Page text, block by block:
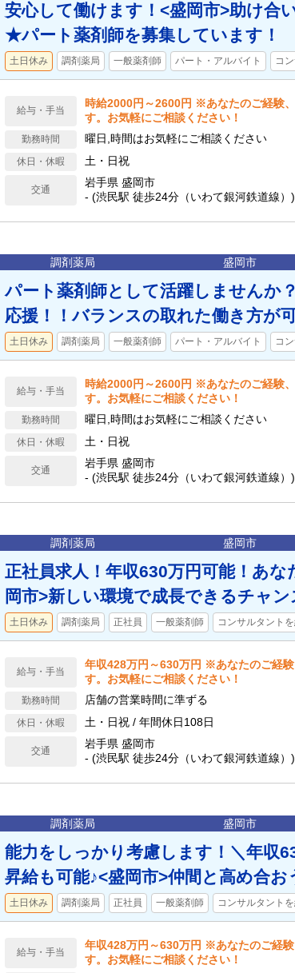
安心して働けます！<盛岡市>助け合
★パート薬剤師を募集しています！
土日休み 調剤薬局 一般薬剤師 パート・アルバイト コ
給与・手当
時給2000円～2600円 ※あなたのご経験
す。お気軽にご相談ください！
勤務時間 曜日,時間はお気軽にご相談ください
休日・休暇 土・日祝
交通
岩手県 盛岡市
- (渋民駅 徒歩24分（いわて銀河鉄道線）)
調剤薬局 盛岡市
パート薬剤師として活躍しませんか
応援！！バランスの取れた働き方が可
土日休み 調剤薬局 一般薬剤師 パート・アルバイト コ
給与・手当
時給2000円～2600円 ※あなたのご経験
す。お気軽にご相談ください！
勤務時間 曜日,時間はお気軽にご相談ください
休日・休暇 土・日祝
交通
岩手県 盛岡市
- (渋民駅 徒歩24分（いわて銀河鉄道線）)
調剤薬局 盛岡市
正社員求人！年収630万円可能！あ
岡市>新しい環境で成長できるチャン
土日休み 調剤薬局 正社員 一般薬剤師 コンサルタント
給与・手当
年収428万円～630万円 ※あなたのご経
す。お気軽にご相談ください！
勤務時間 店舗の営業時間に準ずる
休日・休暇 土・日祝 / 年間休日108日
交通
岩手県 盛岡市
- (渋民駅 徒歩24分（いわて銀河鉄道線）)
調剤薬局 盛岡市
能力をしっかり考慮します！＼年収
昇給も可能♪<盛岡市>仲間と高め合お
土日休み 調剤薬局 正社員 一般薬剤師 コンサルタント
給与・手当
年収428万円～630万円 ※あなたのご経
す。お気軽にご相談ください！